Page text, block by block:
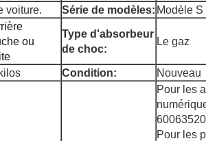
voiture. Série de modèles: Modèle S
ou
Type d'absorbeur
de choc:
Le gaz
Condition: Nouveau
Pour les
Pour les